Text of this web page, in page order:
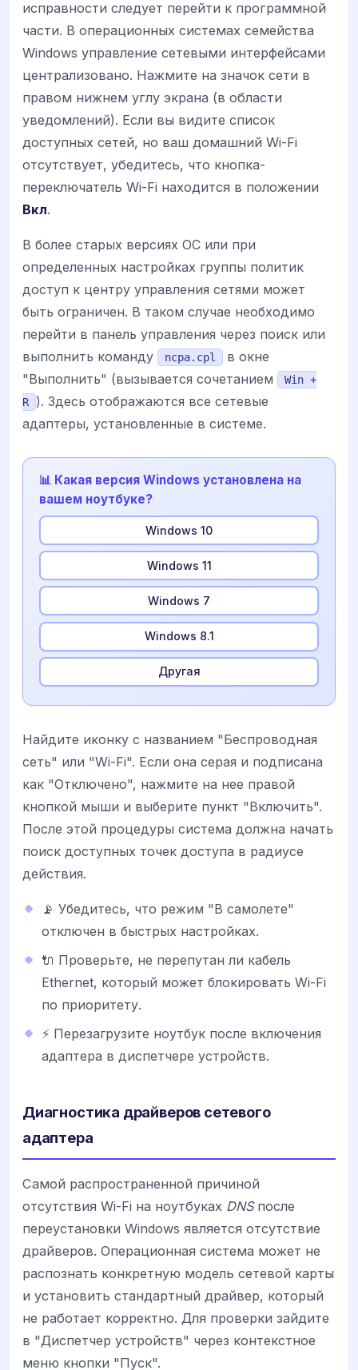
исправности следует перейти к программной
части. В операционных системах семейства
Windows управление сетевыми интерфейсами
централизовано. Нажмите на значок сети в
правом нижнем углу экрана (в области
уведомлений). Если вы видите список
доступных сетей, но ваш домашний Wi-Fi
отсутствует, убедитесь, что кнопка-
переключатель Wi-Fi находится в положении
Вкл.
В более старых версиях ОС или при
определенных настройках группы политик
доступ к центру управления сетями может
быть ограничен. В таком случае необходимо
перейти в панель управления через поиск или
выполнить команду
ncpa.cpl
в окне
"Выполнить" (вызывается сочетанием
Win +
R
). Здесь отображаются все сетевые
адаптеры, установленные в системе.
📊 Какая версия Windows установлена на
вашем ноутбуке?
Windows 10
Windows 11
Windows 7
Windows 8.1
Другая
Найдите иконку с названием "Беспроводная
сеть" или "Wi-Fi". Если она серая и подписана
как "Отключено", нажмите на нее правой
кнопкой мыши и выберите пункт "Включить".
После этой процедуры система должна начать
поиск доступных точек доступа в радиусе
действия.
📡 Убедитесь, что режим "В самолете"
отключен в быстрых настройках.
🔌 Проверьте, не перепутан ли кабель
Ethernet, который может блокировать Wi-Fi
по приоритету.
⚡ Перезагрузите ноутбук после включения
адаптера в диспетчере устройств.
Диагностика драйверов сетевого
адаптера
Самой распространенной причиной
отсутствия Wi-Fi на ноутбуках DNSпосле
переустановки Windows является отсутствие
драйверов. Операционная система может не
распознать конкретную модель сетевой карты
и установить стандартный драйвер, который
не работает корректно. Для проверки зайдите
в "Диспетчер устройств" через контекстное
меню кнопки "Пуск".